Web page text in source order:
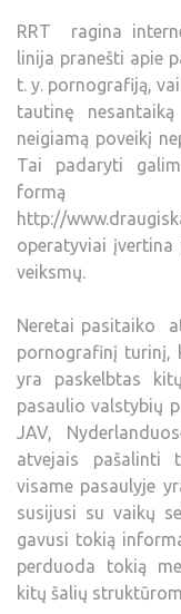
RRT ragina
linija pranešti apie
t. y. pornografiją,
tautinę
neigiamą poveikį
Tai padaryti
http://
operatyviai įvertina
veiksmų.
Neretai pasitaiko
pornografinį turinį,
yra paskelbtas
pasaulio valstybių
JAV,
atvejais pašalinti
visame pasaulyje
susijusi su vaikų
gavusi tokią
perduoda tokią
kitų šalių